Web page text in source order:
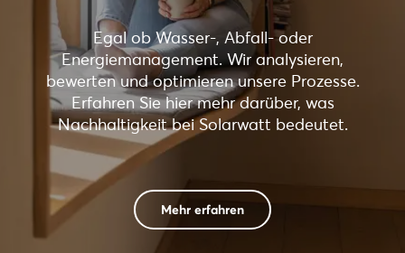
Egal ob Wasser-, Abfall- oder
Energiemanagement. Wir analysieren,
bewerten und optimieren unsere Prozesse.
Erfahren Sie hier mehr darüber, was
Nachhaltigkeit bei Solarwatt bedeutet.
Mehr erfahren